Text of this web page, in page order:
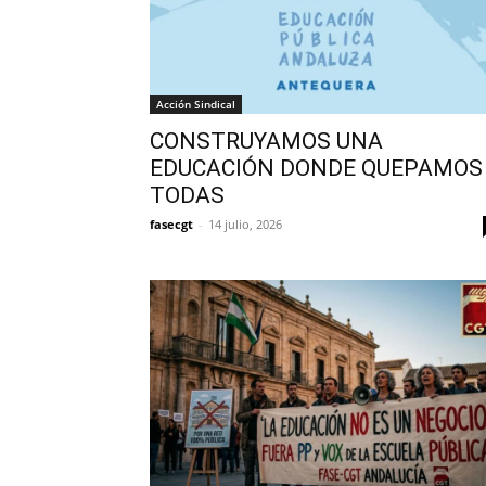
Acción Sindical
CONSTRUYAMOS UNA
EDUCACIÓN DONDE QUEPAMOS
TODAS
fasecgt - 14 julio, 2026